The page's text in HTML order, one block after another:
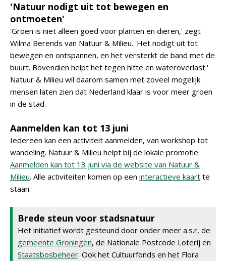
'Natuur nodigt uit tot bewegen en
ontmoeten'
'Groen is niet alleen goed voor planten en dieren,' zegt
Wilma Berends van Natuur & Milieu. 'Het nodigt uit tot
bewegen en ontspannen, en het versterkt de band met de
buurt. Bovendien helpt het tegen hitte en wateroverlast.'
Natuur & Milieu wil daarom samen met zoveel mogelijk
mensen laten zien dat Nederland klaar is voor meer groen
in de stad.
Aanmelden kan tot 13 juni
Iedereen kan een activiteit aanmelden, van workshop tot
wandeling. Natuur & Milieu helpt bij de lokale promotie.
Aanmelden kan tot 13 juni via de website van Natuur &
Milieu. Alle activiteiten komen op een interactieve kaart te
staan.
Brede steun voor stadsnatuur
Het initiatief wordt gesteund door onder meer a.s.r, de
gemeente Groningen, de Nationale Postcode Loterij en
Staatsbosbeheer. Ook het Cultuurfonds en het Flora